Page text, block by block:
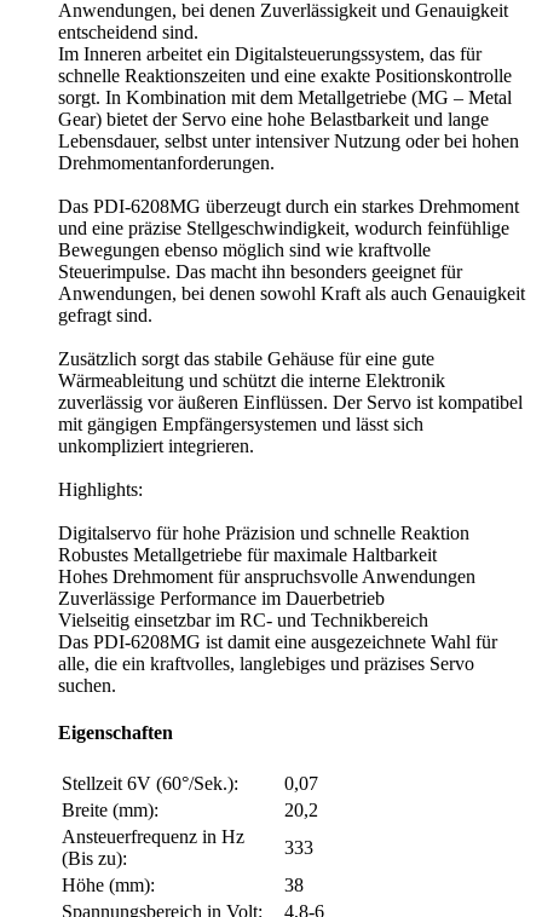
Anwendungen, bei denen Zuverlässigkeit und Genauigkeit
entscheidend sind.
Im Inneren arbeitet ein Digitalsteuerungssystem, das für
schnelle Reaktionszeiten und eine exakte Positionskontrolle
sorgt. In Kombination mit dem Metallgetriebe (MG – Metal
Gear) bietet der Servo eine hohe Belastbarkeit und lange
Lebensdauer, selbst unter intensiver Nutzung oder bei hohen
Drehmomentanforderungen.
Das PDI-6208MG überzeugt durch ein starkes Drehmoment
und eine präzise Stellgeschwindigkeit, wodurch feinfühlige
Bewegungen ebenso möglich sind wie kraftvolle
Steuerimpulse. Das macht ihn besonders geeignet für
Anwendungen, bei denen sowohl Kraft als auch Genauigkeit
gefragt sind.
Zusätzlich sorgt das stabile Gehäuse für eine gute
Wärmeableitung und schützt die interne Elektronik
zuverlässig vor äußeren Einflüssen. Der Servo ist kompatibel
mit gängigen Empfängersystemen und lässt sich
unkompliziert integrieren.
Highlights:
Digitalservo für hohe Präzision und schnelle Reaktion
Robustes Metallgetriebe für maximale Haltbarkeit
Hohes Drehmoment für anspruchsvolle Anwendungen
Zuverlässige Performance im Dauerbetrieb
Vielseitig einsetzbar im RC- und Technikbereich
Das PDI-6208MG ist damit eine ausgezeichnete Wahl für
alle, die ein kraftvolles, langlebiges und präzises Servo
suchen.
Eigenschaften
Stellzeit 6V (60°/Sek.):
0,07
Breite (mm):
20,2
Ansteuerfrequenz in Hz
(Bis zu):
333
Höhe (mm):
38
Spannungsbereich in Volt:
4,8-6